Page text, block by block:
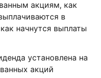
акциям, как
в
начнутся выплаты
установлена на
акций